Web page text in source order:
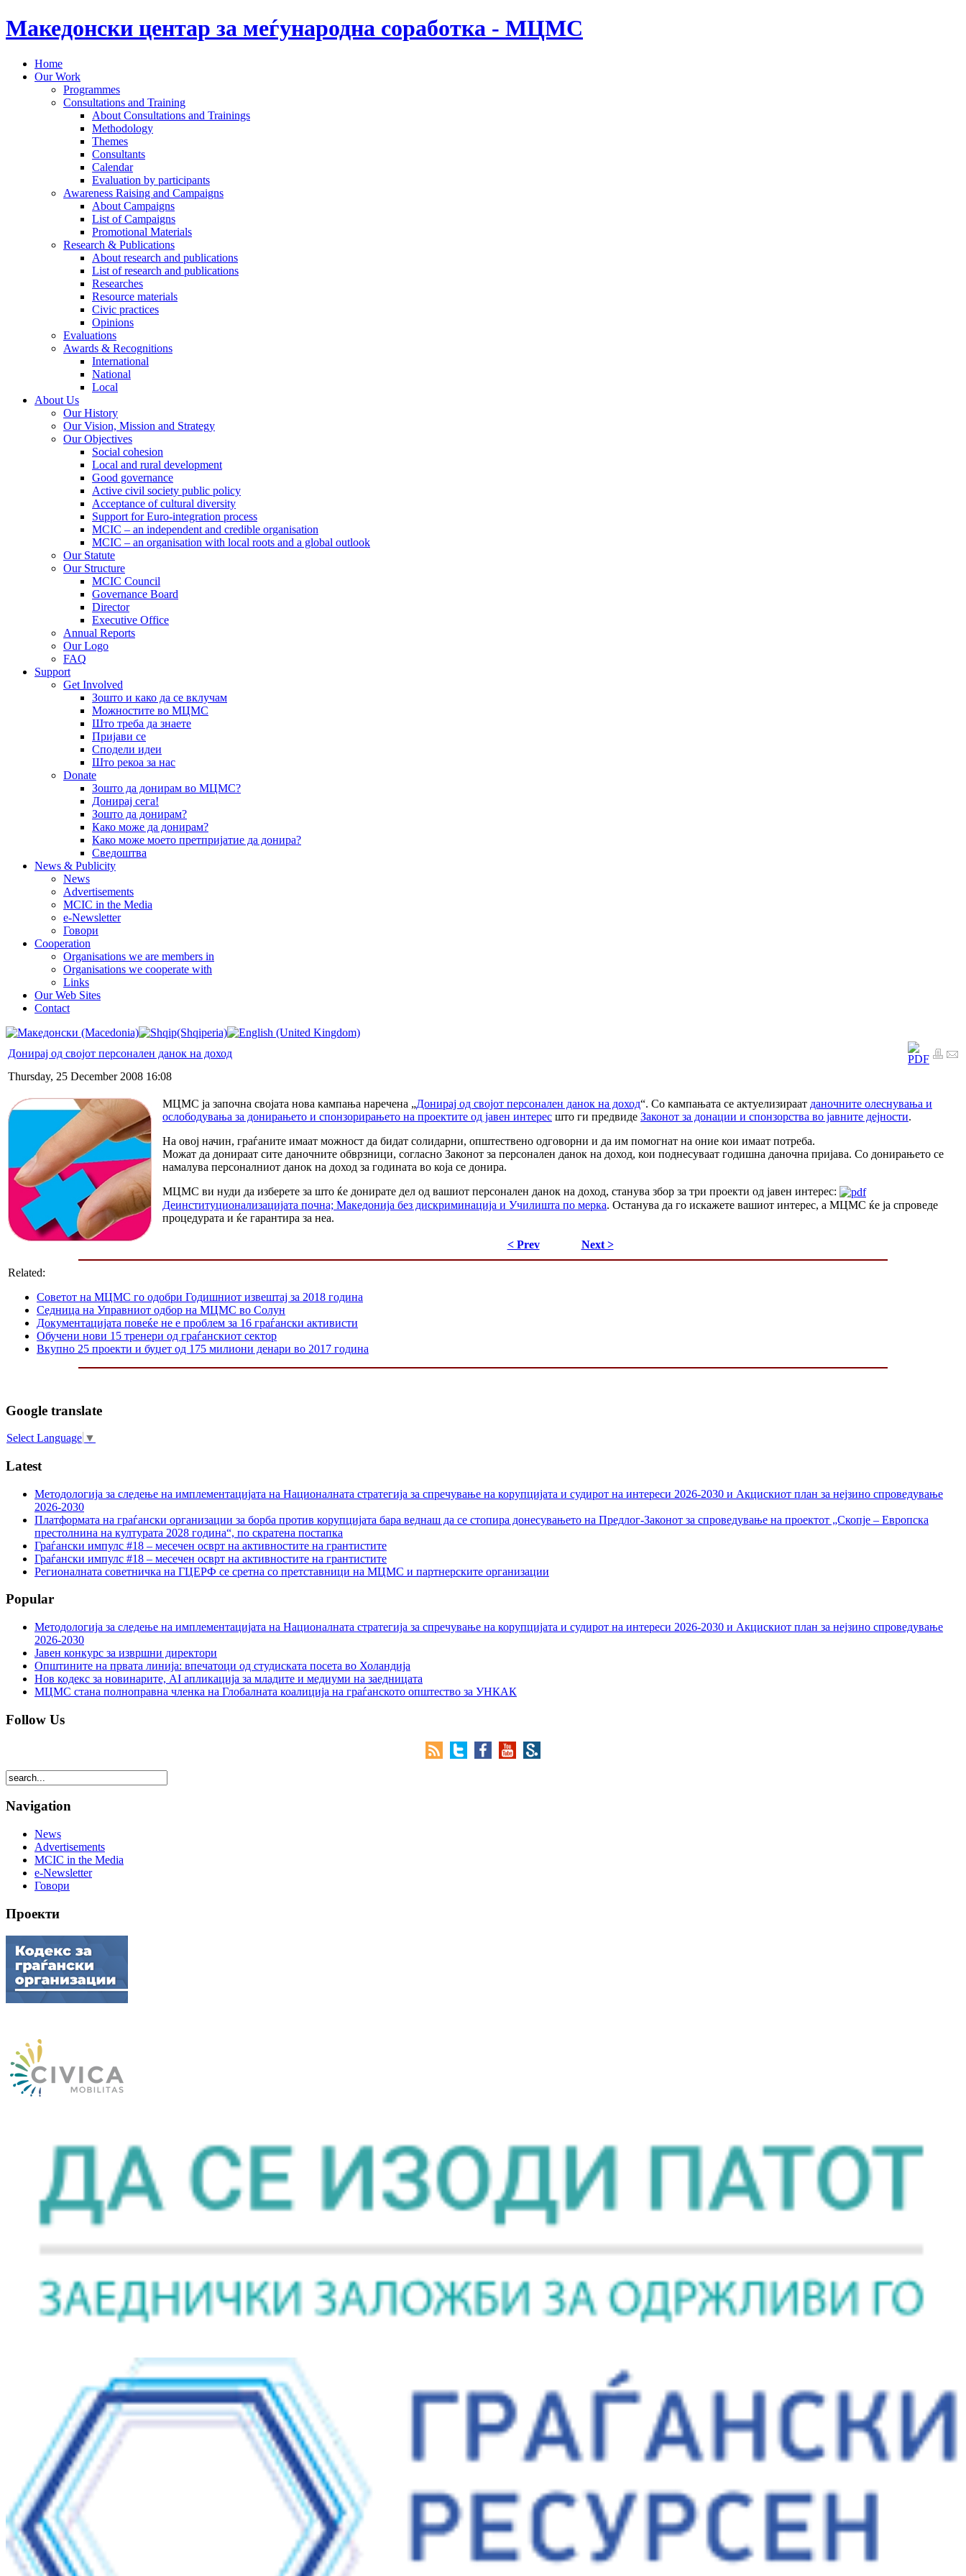
Македонски центар за меѓународна соработка - МЦМС
Home
Our Work
Programmes
Consultations and Training
About Consultations and Trainings
Methodology
Themes
Consultants
Calendar
Evaluation by participants
Awareness Raising and Campaigns
About Campaigns
List of Campaigns
Promotional Materials
Research & Publications
About research and publications
List of research and publications
Researches
Resource materials
Civic practices
Opinions
Evaluations
Awards & Recognitions
International
National
Local
About Us
Our History
Our Vision, Mission and Strategy
Our Objectives
Social cohesion
Local and rural development
Good governance
Active civil society public policy
Acceptance of cultural diversity
Support for Euro-integration process
MCIC – an independent and credible organisation
MCIC – an organisation with local roots and a global outlook
Our Statute
Our Structure
MCIC Council
Governance Board
Director
Executive Office
Annual Reports
Our Logo
FAQ
Support
Get Involved
Зошто и како да се вклучам
Можностите во МЦМС
Што треба да знаете
Пријави се
Сподели идеи
Што рекоа за нас
Donate
Зошто да донирам во МЦМС?
Донирај сега!
Зошто да донирам?
Како може да донирам?
Како може моето претпријатие да донира?
Сведоштва
News & Publicity
News
Advertisements
MCIC in the Media
e-Newsletter
Говори
Cooperation
Organisations we are members in
Organisations we cooperate with
Links
Our Web Sites
Contact
Донирај од својот персонален данок на доход
Thursday, 25 December 2008 16:08
МЦМС ја започна својата нова кампања наречена „Донирај од својот персонален данок на доход“. Со кампањата се актуелизираат даночните олеснувања и
ослободувања за донирањето и спонзорирањето на проектите од јавен интерес што ги предвиде Законот за донации и спонзорства во јавните дејности.
На овој начин, граѓаните имаат можност да бидат солидарни, општествено одговорни и да им помогнат на оние кои имаат потреба.
Можат да донираат сите даночните обврзници, согласно Законот за персонален данок на доход, кои поднесуваат годишна даночна пријава. Со донирањето се
намалува персоналниот данок на доход за годината во која се донира.
МЦМС ви нуди да изберете за што ќе донирате дел од вашиот персонален данок на доход, станува збор за три проекти од јавен интерес:
Деинституционализацијата почна; Македонија без дискриминација и Училишта по мерка. Останува да го искажете вашиот интерес, а МЦМС ќе ја спроведе
процедурата и ќе гарантира за неа.
< Prev Next >
Related:
Советот на МЦМС го одобри Годишниот извештај за 2018 година
Седница на Управниот одбор на МЦМС во Солун
Документацијата повеќе не е проблем за 16 граѓански активисти
Обучени нови 15 тренери од граѓанскиот сектор
Вкупно 25 проекти и буџет од 175 милиони денари во 2017 година
Google translate
Select Language ▼
Latest
Методологија за следење на имплементацијата на Националната стратегија за спречување на корупцијата и судирот на интереси 2026-2030 и Акцискиот план за нејзино спроведување
2026-2030
Платформата на граѓански организации за борба против корупцијата бара веднаш да се стопира донесувањето на Предлог-Законот за спроведување на проектот „Скопје – Европска
престолнина на културата 2028 година“, по скратена постапка
Граѓански импулс #18 – месечен осврт на активностите на грантистите
Граѓански импулс #18 – месечен осврт на активностите на грантистите
Регионалната советничка на ГЦЕРФ се сретна со претставници на МЦМС и партнерските организации
Popular
Методологија за следење на имплементацијата на Националната стратегија за спречување на корупцијата и судирот на интереси 2026-2030 и Акцискиот план за нејзино спроведување
2026-2030
Јавен конкурс за извршни директори
Општините на првата линија: впечатоци од студиската посета во Холандија
Нов кодекс за новинарите, AI апликација за младите и медиуми на заедницата
МЦМС стана полноправна членка на Глобалната коалиција на граѓанското општество за УНКАК
Follow Us
Navigation
News
Advertisements
MCIC in the Media
e-Newsletter
Говори
Проекти